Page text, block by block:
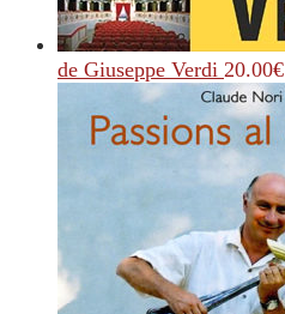
de Giuseppe Verdi 20.00€